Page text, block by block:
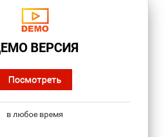
ВЕРСИЯ
Посмотреть
в любое время